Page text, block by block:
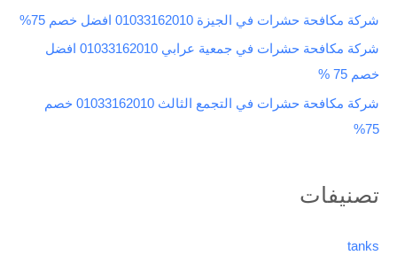
شركة مكافحة حشرات في الجيزة 01033162010 افضل خصم 75%
شركة مكافحة حشرات في جمعية عرابي 01033162010 افضل
خصم 75 %
شركة مكافحة حشرات في التجمع الثالث 01033162010 خصم
75%
تصنيفات
tanks